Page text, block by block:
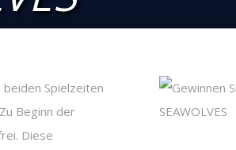
Spielzeiten
Beginn der
Diese